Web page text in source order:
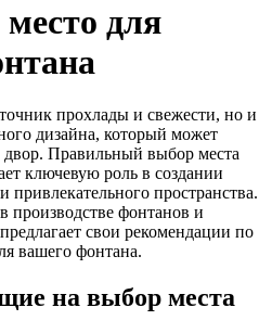
для
прохлады и свежести, но и
дизайна, который может
двор. Правильный выбор места
ключевую роль в создании
привлекательного пространства.
производстве фонтанов и
свои рекомендации по
вашего фонтана.
на выбор места